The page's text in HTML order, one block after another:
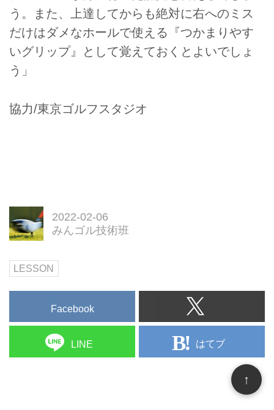
う。また、上達してからも絶対に右へのミス
だけはダメなホールで使える『つかまりやす
いグリップ』として覚えておくとよいでしょ
う」
協力/東京ゴルフスタジオ
2022-02-06
みんゴル技術班
LESSON
Facebook
LINE はてブ
↑